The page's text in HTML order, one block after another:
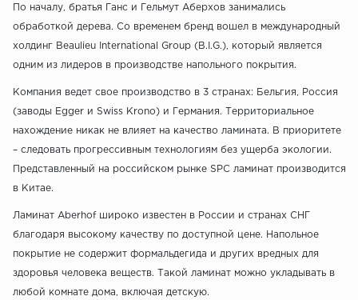
По началу, братья Ганс и Гельмут Аберхов занимались
обработкой дерева. Со временем бренд вошел в международный
холдинг Beaulieu International Group (B.I.G.), который является
одним из лидеров в производстве напольного покрытия.
Компания ведет свое производство в 3 странах: Бельгия, Россия
(заводы Egger и Swiss Krono) и Германия. Территориальное
нахождение никак не влияет на качество ламината. В приоритете
– следовать прогрессивным технологиям без ущерба экологии.
Представленный на российском рынке SPC ламинат производится
в Китае.
Ламинат Aberhof широко известен в России и странах СНГ
благодаря высокому качеству по доступной цене. Напольное
покрытие не содержит формальдегида и других вредных для
здоровья человека веществ. Такой ламинат можно укладывать в
любой комнате дома, включая детскую.